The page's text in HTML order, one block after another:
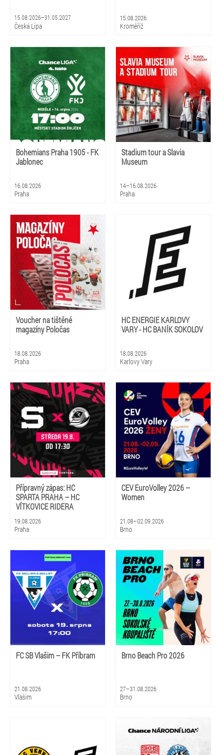
15.08.2026–31.05.2027
Česká Lípa
15.08.2026
Kroměříž
Bohemians Praha 1905 - FK
Jablonec
16.08.2026
Praha
Stadium tour a Slavia
Museum
14–16.08.2026
Praha
Voucher na tištěné
magazíny Poločas
18.08.2026
Praha
HC ENERGIE KARLOVY
VARY - HC BANÍK SOKOLOV
18.08.2026
Karlovy Vary
Přípravný zápas: HC
SPARTA PRAHA – HC
VÍTKOVICE RIDERA
19.08.2026
Praha
CEV EuroVolley 2026 –
Women
21.08–02.09.2026
Brno
FC SB Vlašim – FK Příbram
21.08.2026
Vlašim
Brno Beach Pro 2026
27–31.08.2026
Brno